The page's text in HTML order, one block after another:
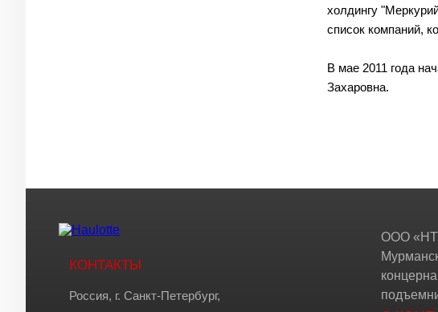
холдингу
список компаний,
В мае 2011 года
Захаровна.
КОНТАКТЫ
Россия, г. Санкт-Петербург,
ООО